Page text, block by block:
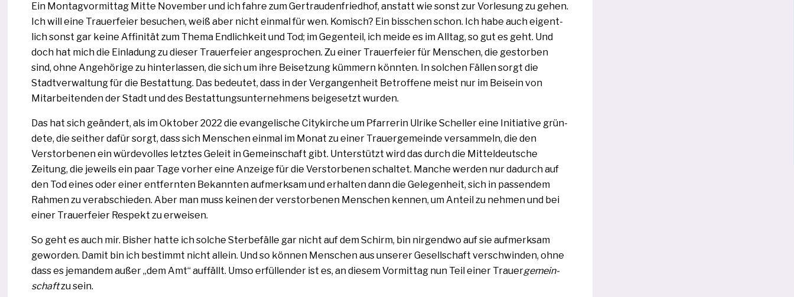
Ein Montagvormittag Mitte November und ich fah­re zum Gertraudenfriedhof, anstatt wie sonst zur Vorlesung zu gehen.
Ich will eine Trauerfeier besu­chen, weiß aber nicht ein­mal für wen. Komisch? Ein biss­chen schon. Ich habe auch eigent­
lich sonst gar kei­ne Affinität zum Thema Endlichkeit und Tod; im Gegenteil, ich mei­de es im Alltag, so gut es geht. Und
doch hat mich die Einladung zu die­ser Trauerfeier ange­spro­chen. Zu einer Trauerfeier für Menschen, die gestor­ben
sind, ohne Angehörige zu hin­ter­las­sen, die sich um ihre Beisetzung küm­mern könn­ten. In sol­chen Fällen sorgt die
Stadtverwaltung für die Bestattung. Das bedeu­tet, dass in der Vergangenheit Betroffene meist nur im Beisein von
Mitarbeitenden der Stadt und des Bestattungsunternehmens bei­gesetzt wurden.
Das hat sich geän­dert, als im Oktober 2022 die evan­ge­li­sche Citykirche um Pfarrerin Ulrike Scheller eine Initiative grün­
de­te, die seit­her dafür sorgt, dass sich Menschen ein­mal im Monat zu einer Trauergemeinde ver­sam­meln, die den
Verstorbenen ein wür­de­vol­les letz­tes Geleit in Gemeinschaft gibt. Unterstützt wird das durch die Mitteldeutsche
Zeitung, die jeweils ein paar Tage vor­her eine Anzeige für die Verstorbenen schal­tet. Manche wer­den nur dadurch auf
den Tod eines oder einer ent­fern­ten Bekannten auf­merk­sam und erhal­ten dann die Gelegenheit, sich in pas­sen­dem
Rahmen zu ver­ab­schie­den. Aber man muss kei­nen der ver­stor­be­nen Menschen ken­nen, um Anteil zu neh­men und bei
einer Trauerfeier Respekt zu erweisen.
So geht es auch mir. Bisher hat­te ich sol­che Sterbefälle gar nicht auf dem Schirm, bin nir­gend­wo auf sie auf­merk­sam
gewor­den. Damit bin ich bestimmt nicht allein. Und so kön­nen Menschen aus unse­rer Gesellschaft ver­schwin­den, ohne
dass es jeman­dem außer „dem Amt“ auf­fällt. Umso erfül­len­der ist es, an die­sem Vormittag nun Teil einer Trauergemein­
schaftzu sein.